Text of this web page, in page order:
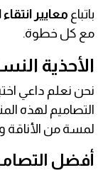
باتباع معايير انتقاء
مع كل خطوة.
الأحذية
نحن نعلم داعي
التصاميم لهذه
لمسة من الأناقة
أفضل